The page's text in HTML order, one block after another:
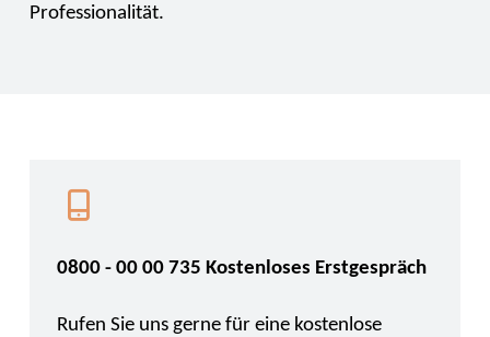
Professionalität.
0800 - 00 00 735 Kostenloses Erstgespräch
Rufen Sie uns gerne für eine kostenlose